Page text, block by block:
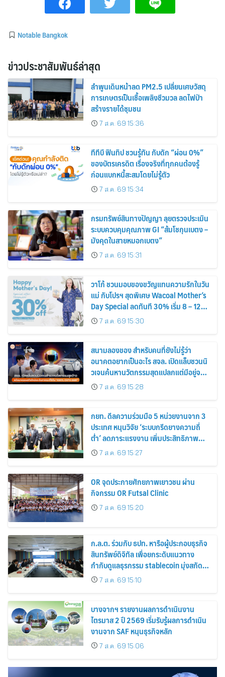
Notable Bangkok
ข่าวประชาสัมพันธ์ล่าสุด
ลำพูนเดินหน้าลด PM2.5 เปลี่ยนเศษวัสดุ
การเกษตรเป็นเชื้อเพลิงชีวมวล ลดไฟป่า
สร้างรายได้ชุมชน
7 ส.ค. 69 15:36
ทีทีบี ฟินทิป ชวนรู้ทัน กับดัก “ผ่อน 0%”
ของบัตรเครดิต เรื่องจริงที่ทุกคนต้องรู้
ก่อนแบกหนี้สะสมโดยไม่รู้ตัว
7 ส.ค. 69 15:34
กรมทรัพย์สินทางปัญญา ลุยตรวจประเมิน
ระบบควบคุมคุณภาพ GI “ส้มโชกุนเบตง –
มังคุดในสายหมอกเบตง”
7 ส.ค. 69 15:31
วาโก้ ชวนมอบของขวัญแทนความรักในวัน
แม่ กับโปรฯ สุดพิเศษ Wacoal Mother’s
Day Special ลดทันที 30% เริ่ม 8 – 12
สิงหาคม 2569
7 ส.ค. 69 15:30
สนามลองของ สำหรับคนที่ยังไม่รู้ว่า
อนาคตอยากเป็นอะไร สจล. เปิดแล็บชวนนิ
วเจนค้นหานวัตกรรมสุดแปลกแต่มีอยู่จริง
พร้อมทดลองสกิลใหม่และค้นหาคณะที่ใช่
ใน “KMITL EXPO 2026”
7 ส.ค. 69 15:28
กยท. ดีลความร่วมมือ 5 หน่วยงานจาก 3
ประเทศ หนุนวิจัย ‘ระบบกรีดยางความถี่
ต่ำ’ ลดภาระแรงงาน เพิ่มประสิทธิภาพ
การจัดการสวนยาง เสริมคุณภาพผลผลิต
ยาง
7 ส.ค. 69 15:27
OR จุดประกายศักยภาพเยาวชน ผ่าน
กิจกรรม OR Futsal Clinic
7 ส.ค. 69 15:20
ก.ล.ต. ร่วมกับ ธปท. หารือผู้ประกอบธุรกิจ
สินทรัพย์ดิจิทัล เพื่อยกระดับแนวทาง
กำกับดูแลธุรกรรม stablecoin มุ่งสกัด
กั้นอาชญากรรมทางเทคโนโลยี
7 ส.ค. 69 15:10
บางจากฯ รายงานผลการดำเนินงาน
ไตรมาส 2 ปี 2569 เริ่มรับรู้ผลการดำเนิน
งานจาก SAF หนุนธุรกิจหลัก
7 ส.ค. 69 15:06